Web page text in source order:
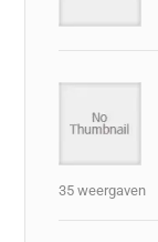
35 weergaven